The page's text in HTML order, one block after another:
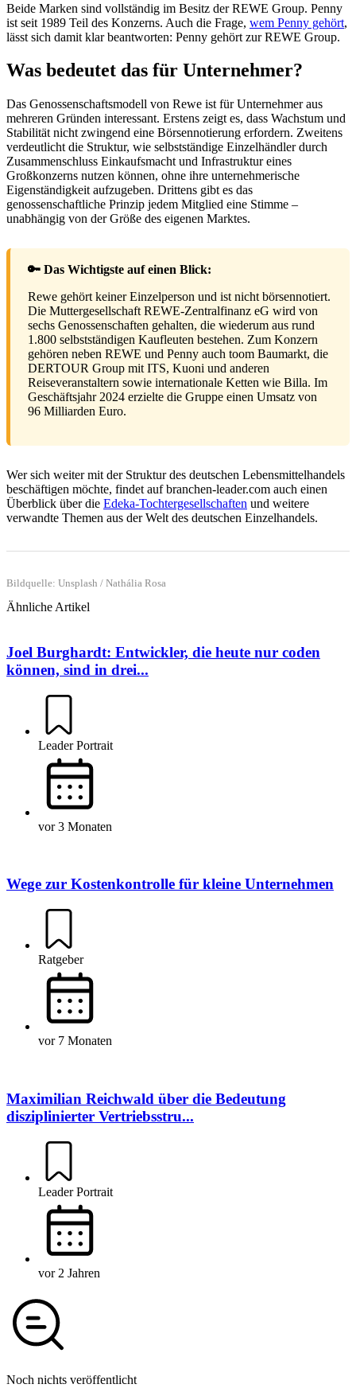
Beide Marken sind vollständig im Besitz der REWE Group. Penny
ist seit 1989 Teil des Konzerns. Auch die Frage, wem Penny gehört,
lässt sich damit klar beantworten: Penny gehört zur REWE Group.
Was bedeutet das für Unternehmer?
Das Genossenschaftsmodell von Rewe ist für Unternehmer aus
mehreren Gründen interessant. Erstens zeigt es, dass Wachstum und
Stabilität nicht zwingend eine Börsennotierung erfordern. Zweitens
verdeutlicht die Struktur, wie selbstständige Einzelhändler durch
Zusammenschluss Einkaufsmacht und Infrastruktur eines
Großkonzerns nutzen können, ohne ihre unternehmerische
Eigenständigkeit aufzugeben. Drittens gibt es das
genossenschaftliche Prinzip jedem Mitglied eine Stimme –
unabhängig von der Größe des eigenen Marktes.
🔑 Das Wichtigste auf einen Blick:
Rewe gehört keiner Einzelperson und ist nicht börsennotiert.
Die Muttergesellschaft REWE-Zentralfinanz eG wird von
sechs Genossenschaften gehalten, die wiederum aus rund
1.800 selbstständigen Kaufleuten bestehen. Zum Konzern
gehören neben REWE und Penny auch toom Baumarkt, die
DERTOUR Group mit ITS, Kuoni und anderen
Reiseveranstaltern sowie internationale Ketten wie Billa. Im
Geschäftsjahr 2024 erzielte die Gruppe einen Umsatz von
96 Milliarden Euro.
Wer sich weiter mit der Struktur des deutschen Lebensmittelhandels
beschäftigen möchte, findet auf branchen-leader.com auch einen
Überblick über die Edeka-Tochtergesellschaften und weitere
verwandte Themen aus der Welt des deutschen Einzelhandels.
Bildquelle: Unsplash / Nathália Rosa
Ähnliche Artikel
Joel Burghardt: Entwickler, die heute nur coden
können, sind in drei...
Leader Portrait
vor 3 Monaten
Wege zur Kostenkontrolle für kleine Unternehmen
Ratgeber
vor 7 Monaten
Maximilian Reichwald über die Bedeutung
disziplinierter Vertriebsstru...
Leader Portrait
vor 2 Jahren
Noch nichts veröffentlicht